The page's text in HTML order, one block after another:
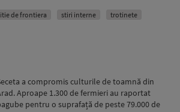
de frontiera stiri interne trotinete
a compromis culturile de toamnă din
Aproape 1.300 de fermieri au raportat
pentru o suprafață de peste 79.000 de